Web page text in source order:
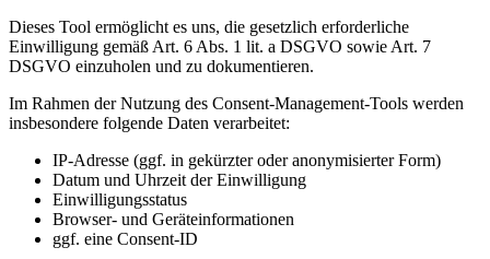
Dieses Tool ermöglicht es uns, die gesetzlich erforderliche
Einwilligung gemäß Art. 6 Abs. 1 lit. a DSGVO sowie Art. 7
DSGVO einzuholen und zu dokumentieren.
Im Rahmen der Nutzung des Consent-Management-Tools werden
insbesondere folgende Daten verarbeitet:
IP-Adresse (ggf. in gekürzter oder anonymisierter Form)
Datum und Uhrzeit der Einwilligung
Einwilligungsstatus
Browser- und Geräteinformationen
ggf. eine Consent-ID